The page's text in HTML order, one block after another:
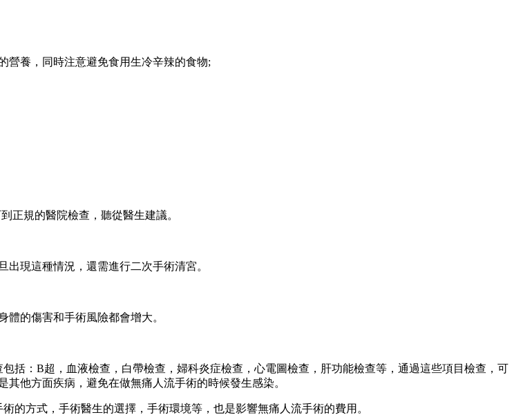
營養，同時注意避免食用生冷辛辣的食物;
正規的醫院檢查，聽從醫生建議。
現這種情況，還需進行二次手術清宮。
的傷害和手術風險都會增大。
括：B超，血液檢查，白帶檢查，婦科炎症檢查，心電圖檢查，肝功能檢查等，通過這些項目檢查，可
他方面疾病，避免在做無痛人流手術的時候發生感染。
的方式，手術醫生的選擇，手術環境等，也是影響無痛人流手術的費用。